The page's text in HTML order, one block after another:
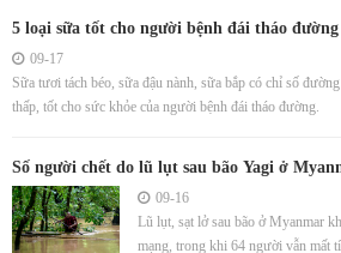
5 loại sữa tốt cho người bệnh đái tháo đường
09-17
Sữa tươi tách béo, sữa đậu nành, sữa bắp có chỉ số
thấp, tốt cho sức khỏe của người bệnh đái tháo đường.
Số người chết do lũ lụt sau bão Yagi ở
09-16
Lũ lụt, sạt lở sau bão ở Myanmar
mạng, trong khi 64 người vẫn mất